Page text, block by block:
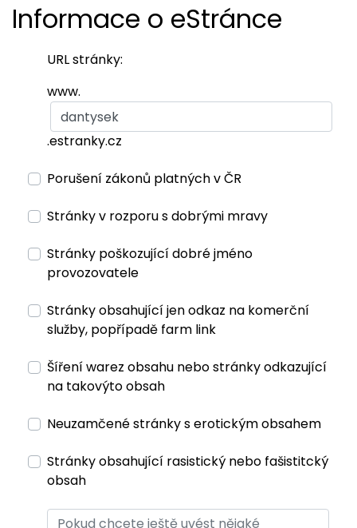
Informace o eStránce
URL stránky:
www.
.estranky.cz
Porušení zákonů platných v ČR
Stránky v rozporu s dobrými mravy
Stránky poškozující dobré jméno
provozovatele
Stránky obsahující jen odkaz na komerční
služby, popřípadě farm link
Šíření warez obsahu nebo stránky odkazující
na takovýto obsah
Neuzamčené stránky s erotickým obsahem
Stránky obsahující rasistický nebo fašistitcký
obsah